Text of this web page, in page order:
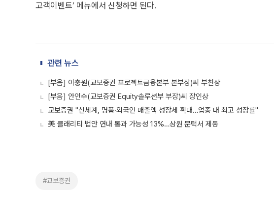
고객이벤트’ 메뉴에서 신청하면 된다.
관련 뉴스
[부음] 이충원(교보증권 프로젝트금융본부 본부장)씨 부친상
[부음] 안인수(교보증권 Equity솔루션부 부장)씨 장인상
교보증권 "신세계, 명품·외국인 매출액 성장세 확대…업종 내 최고 성장률"
美 클래리티 법안 연내 통과 가능성 13%…상원 문턱서 제동
#교보증권